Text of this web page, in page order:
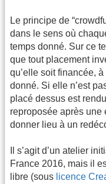
Le principe de
dans le sens où
temps donné. Sur ce
que tout placement
qu’elle soit financée,
donné. Si elle n’est
placé dessus est
reproposée après
donner lieu à un
Il s’agit d’un atelier
France 2016, mais il
libre (sous licence